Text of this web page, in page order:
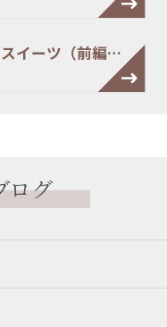
イーツ（前編…
ログ